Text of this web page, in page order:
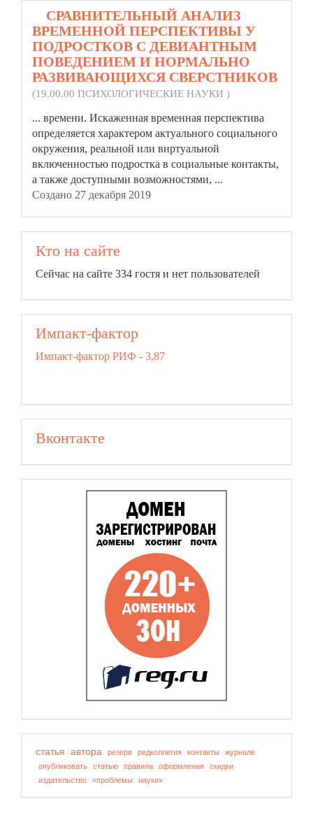
СРАВНИТЕЛЬНЫЙ АНАЛИЗ
ВРЕМЕННОЙ ПЕРСПЕКТИВЫ У
ПОДРОСТКОВ С ДЕВИАНТНЫМ
ПОВЕДЕНИЕМ И НОРМАЛЬНО
РАЗВИВАЮЩИХСЯ СВЕРСТНИКОВ
(19.00.00 ПСИХОЛОГИЧЕСКИЕ НАУКИ )
... времени. Искаженная временная перспектива
определяется характером актуального социального
окружения, реальной или виртуальной
включенностью подростка в социальные контакты,
а также доступными возможностями, ...
Создано 27 декабря 2019
Кто на сайте
Сейчас на сайте 334 гостя и нет пользователей
Импакт-фактор
Импакт-фактор РИФ - 3,87
Вконтакте
статья автора резерв редколлегия контакты
журнале
опубликовать
статью правила оформления
скидки
издательство
«проблемы науки»